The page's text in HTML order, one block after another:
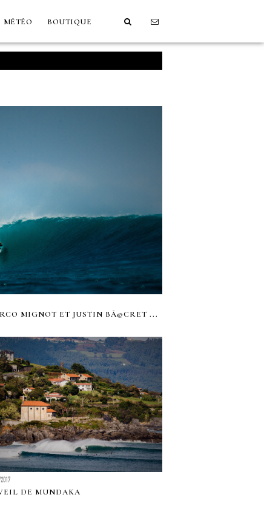
MÉTÉO BOUTIQUE
MIGNOT ET JUSTIN BÃ©CRET ...
DE MUNDAKA